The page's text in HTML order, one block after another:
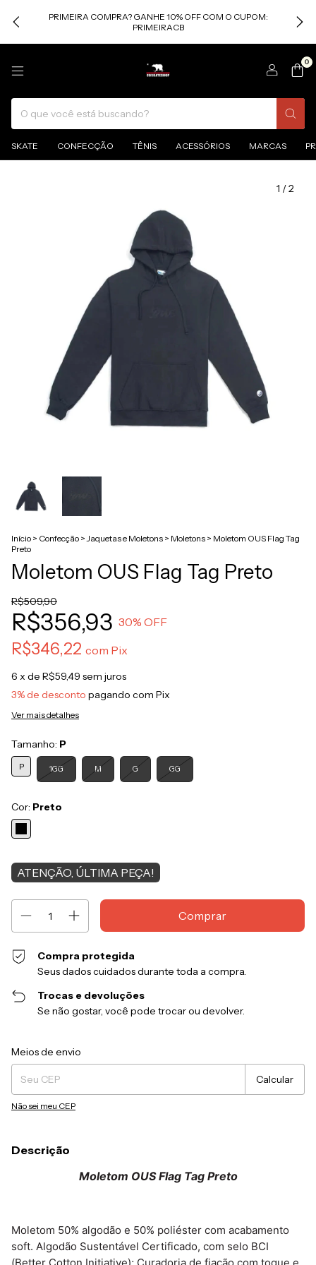
PRIMEIRA COMPRA? GANHE 10% OFF COM O CUPOM:
PRIMEIRACB
0
SKATE CONFECÇÃO TÊNIS ACESSÓRIOS MARCAS
1 /2
Início > Confecção > Jaquetas e Moletons > Moletons > Moletom OUS Flag Tag
Preto
Moletom OUS Flag Tag Preto
R$509,90
R$356,93 30% OFF
R$346,22 com Pix
6 x de R$59,49 sem juros
3% de desconto pagando com Pix
Ver mais detalhes
Tamanho: P
P 1GG M G GG
Cor: Preto
ATENÇÃO, ÚLTIMA PEÇA!
Compra protegida
Seus dados cuidados durante toda a compra.
Trocas e devoluções
Se não gostar, você pode trocar ou devolver.
Entregas para o CEP:
Meios de envio
Calcular
Não sei meu CEP
Descrição
Moletom OUS Flag Tag Preto
Moletom 50% algodão e 50% poliéster com acabamento
soft. Algodão Sustentável Certificado, com selo BCI